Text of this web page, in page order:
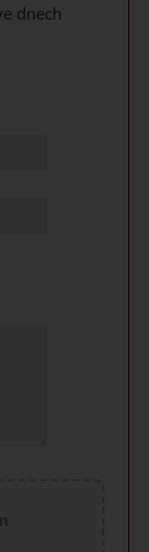
dnech